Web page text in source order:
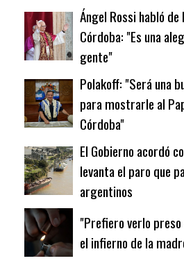
Ángel Rossi habló
Córdoba: "Es una
gente"
Polakoff: "Será una
para mostrarle al
Córdoba"
El Gobierno acordó
levanta el paro que
argentinos
"Prefiero verlo
el infierno de la